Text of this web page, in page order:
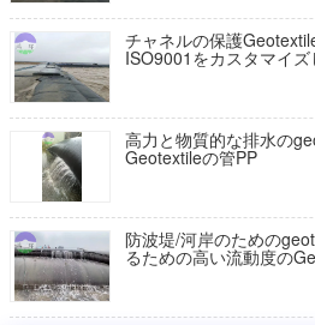
チャネルの保護
ISO9001をカスタマイズ
高力と物質的な排水の
Geotextileの管PP
防波堤/河岸のための
るための高い流動度の